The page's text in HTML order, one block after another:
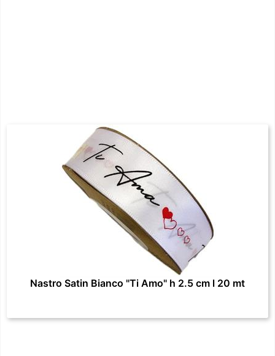
Nastro Satin Bianco "Ti Amo" h 2.5 cm l 20 mt